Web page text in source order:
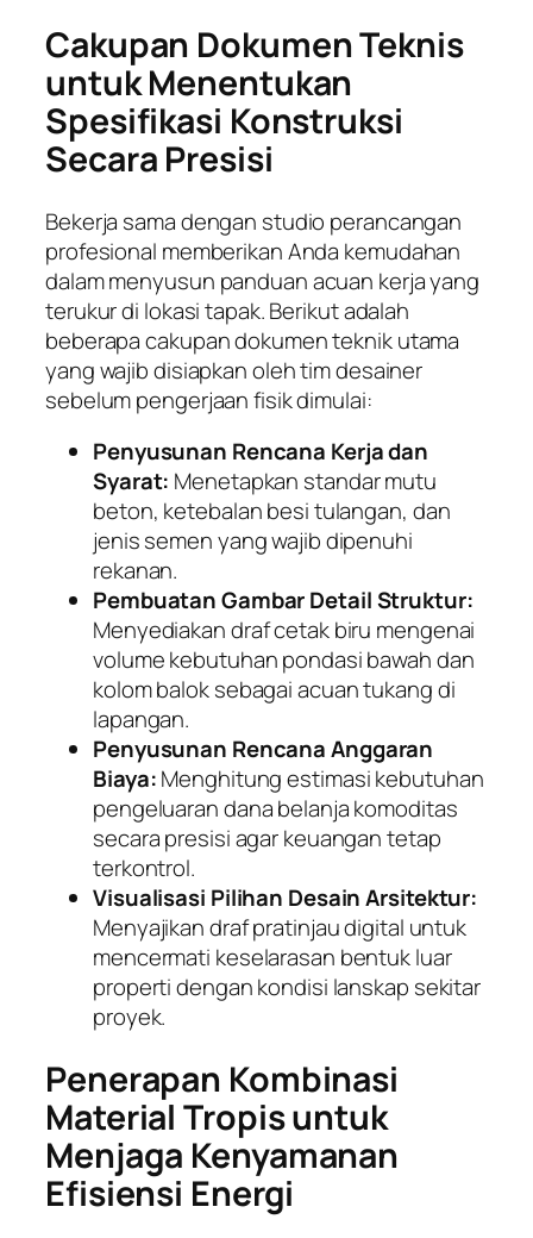
Cakupan Dokumen Teknis
untuk Menentukan
Spesifikasi Konstruksi
Secara Presisi
Bekerja sama dengan studio perancangan
profesional memberikan Anda kemudahan
dalam menyusun panduan acuan kerja yang
terukur di lokasi tapak. Berikut adalah
beberapa cakupan dokumen teknik utama
yang wajib disiapkan oleh tim desainer
sebelum pengerjaan fisik dimulai:
Penyusunan Rencana Kerja dan
Syarat: Menetapkan standar mutu
beton, ketebalan besi tulangan, dan
jenis semen yang wajib dipenuhi
rekanan.
Pembuatan Gambar Detail Struktur:
Menyediakan draf cetak biru mengenai
volume kebutuhan pondasi bawah dan
kolom balok sebagai acuan tukang di
lapangan.
Penyusunan Rencana Anggaran
Biaya:Menghitung estimasi kebutuhan
pengeluaran dana belanja komoditas
secara presisi agar keuangan tetap
terkontrol.
Visualisasi Pilihan Desain Arsitektur:
Menyajikan draf pratinjau digital untuk
mencermati keselarasan bentuk luar
properti dengan kondisi lanskap sekitar
proyek.
Penerapan Kombinasi
Material Tropis untuk
Menjaga Kenyamanan
Efisiensi Energi